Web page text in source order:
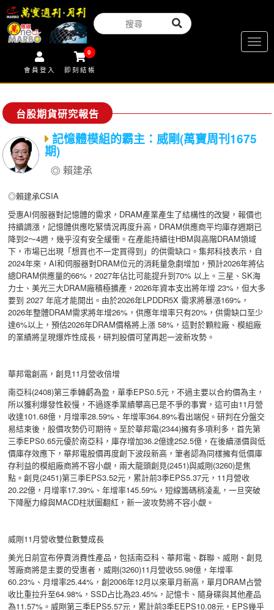
會員登入
0
即刻結帳
台股期貨研究報告
記憶體模組的霸主：威剛(萬寶周刊1675
期)
賴建承
◎賴建承CSIA
受惠AI伺服器對記憶體的需求，DRAM產業產生了結構性的改變，報價也
持續調漲，記憶體供應吃緊情況再度升高，DRAM供應商平均庫存週期已
降到2～4週，幾乎沒有安全緩衝。在產能持續往HBM與高階DRAM領域
下，市場已出現「想買也不一定買得到」的供需缺口。集邦科技表示，自
2024年來，AI和伺服器對DRAM位元的消耗量急劇增加，預計2026年將佔
總DRAM供應量的66%，2027年佔比可能提升到70% 以上。三星、SK海
力士、美光三大DRAM廠積極擴產，2026年資本支出將年增 23%，但大多
要到 2027 年底才能開出。由於2026年LPDDR5X 需求將暴漲169%，
2026年整體DRAM需求將年增26%，供應年增率只有20%，供需缺口至少
達6%以上，預估2026年DRAM價格將上漲 58%，這對於顆粒廠、模組廠
的業績將呈現爆炸性成長，研判股價可望再起一波新攻勢。
華邦電創高，創見11月營收倍增
南亞科(2408)第三季轉虧為盈，單季EPS0.5元，不過主要以合約價為主，
所以獲利爆發性較慢，不過逐季業績攀高已是不爭的事實，這可由11月營
收達101.68億，月增率28.59%、年增率364.89%看出端倪。研判在分盤交
易結束後，股價攻勢仍可期待。至於華邦電(2344)擁有多項利多，首先第
三季EPS0.65元優於南亞科，庫存增加36.2億達252.5億，在後續漲價與低
價庫存效應下，華邦電股價再度創下波段新高，筆者認為同樣擁有低價庫
存利益的模組廠商將不容小覷，兩大龍頭創見(2451)與威剛(3260)是焦
點。創見(2451)第三季EPS3.52元，累計前3季EPS5.37元，11月營收
20.22億，月增率17.39%、年增率145.59%，短線籌碼稍凌亂，一旦突破
下降壓力線與MACD柱狀圖翻紅，新一波攻勢將不容小覷。
威剛11月營收雙位數雙成長
美光日前宣布停賣消費性產品，包括南亞科、華邦電、群聯、威剛、創見
等廠商將是主要的受惠者，威剛(3260)11月營收55.98億，年增率
60.23%、月增率25.44%，創2006年12月以來單月新高，單月DRAM占營
收比重拉升至64.98%，SSD占比為23.45%，記憶卡、隨身碟與其他產品
為11.57%。威剛第三季EPS5.57元，累計前3季EEPS10.08元，EPS幾乎